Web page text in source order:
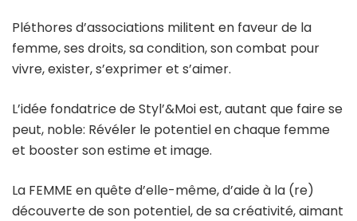
Pléthores d’associations militent en faveur de la
femme, ses droits, sa condition, son combat pour
vivre, exister, s’exprimer et s’aimer.
L’idée fondatrice de Styl’&Moi est, autant que faire se
peut, noble: Révéler le potentiel en chaque femme
et booster son estime et image.
La FEMME en quête d’elle-même, d’aide à la (re)
découverte de son potentiel, de sa créativité, aimant